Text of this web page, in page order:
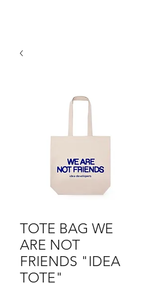
TOTE BAG WE
ARE NOT
FRIENDS "IDEA
TOTE"